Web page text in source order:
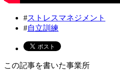
#ストレスマネジメント
#自立訓練
この記事を書いた事業所